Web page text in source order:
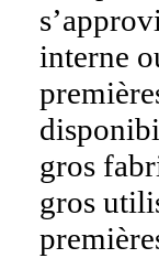
interne
gros
gros